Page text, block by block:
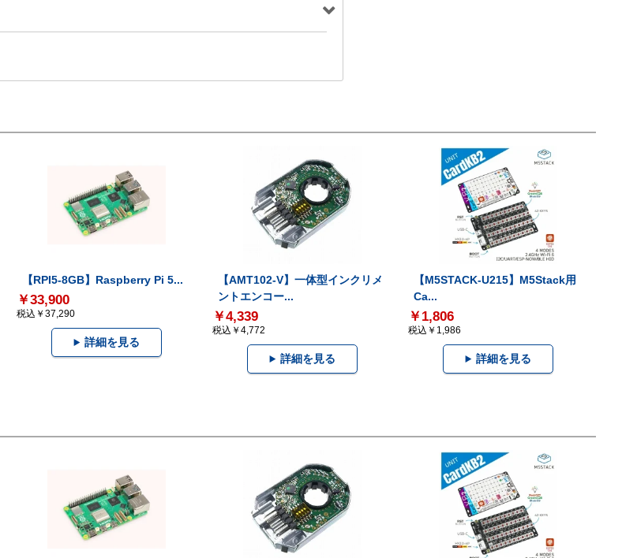
【RPI5-8GB】Raspberry Pi 5...
￥33,900
税込￥37,290
詳細を見る
【AMT102-V】一体型インクリメ
ントエンコー...
￥4,339
税込￥4,772
詳細を見る
【M5STACK-U215】M5Stack用
Ca...
￥1,806
税込￥1,986
詳細を見る